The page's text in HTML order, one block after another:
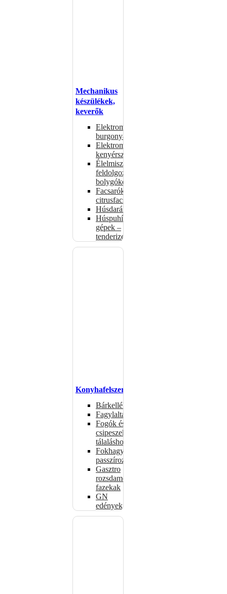
Mechanikus
készülékek,
keverők
Elektromos
burgonyahámozók
Elektromos
kenyérszeletelők
Élelmiszer-
feldolgozók –
bolygókeverők
Facsarók,
citrusfacsarók
Húsdarálók
Húspuhító
gépek –
tenderizerek
Konyhafelszerelés
Bárkellékek
Fagylaltadagolók
Fogók és
csipeszek
tálaláshoz
Fokhagymaprések,
passzírozók
Gasztro
rozsdamentes
fazekak
GN
edények